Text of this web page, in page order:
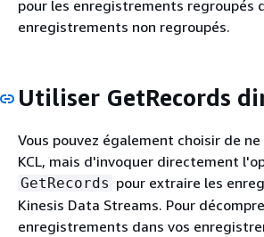
pour les enregistrements regroupés
enregistrements non regroupés.
Utiliser GetRecords
Vous pouvez également choisir de
KCL, mais d'invoquer directement
GetRecords pour extraire les
Kinesis Data Streams. Pour
enregistrements dans vos